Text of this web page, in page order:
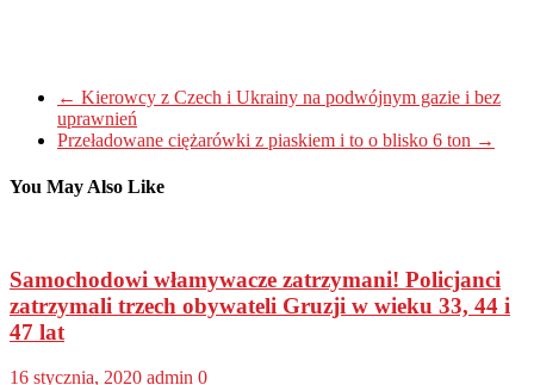
← Kierowcy z Czech i Ukrainy na podwójnym gazie i bez
uprawnień
Przeładowane ciężarówki z piaskiem i to o blisko 6 ton →
You May Also Like
Samochodowi włamywacze zatrzymani! Policjanci
zatrzymali trzech obywateli Gruzji w wieku 33, 44 i
47 lat
16 stycznia, 2020 admin 0